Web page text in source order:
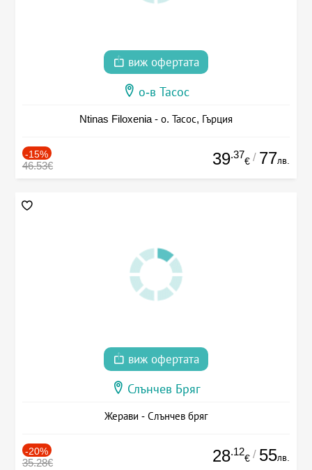
виж офертата
о-в Тасос
Ntinas Filoxenia - о. Тасос, Гърция
-15%
46.53€ 39.37
€ / 77лв.
виж офертата
Слънчев Бряг
Жерави - Слънчев бряг
-20%
35.28€ 28.12
€ / 55лв.